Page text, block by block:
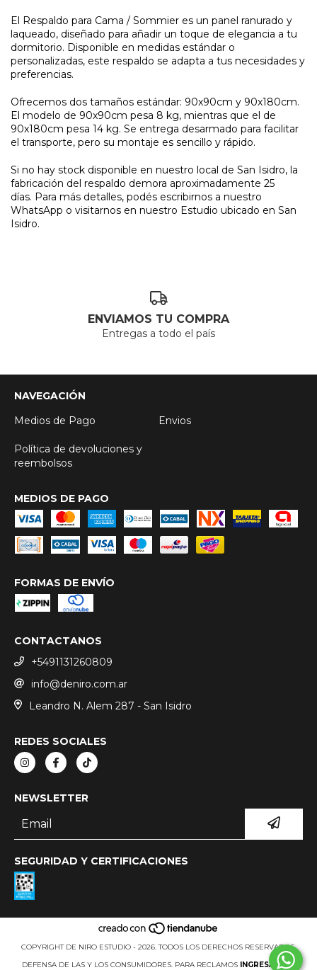
El Respaldo para Cama / Sommier es un panel ranurado y
laqueado, diseñado para añadir un toque de elegancia a tu
dormitorio. Disponible en medidas estándar o
personalizadas, este respaldo se adapta a tus necesidades y
preferencias.
Ofrecemos dos tamaños estándar: 90x90cm y 90x180cm.
El modelo de 90x90cm pesa 8 kg, mientras que el de
90x180cm pesa 14 kg. Se entrega desarmado para facilitar
el transporte, pero su montaje es sencillo y rápido.
Si no hay stock disponible en nuestro local de San Isidro, la
fabricación del respaldo demora aproximadamente 25
días. Para más detalles, podés escribirnos a nuestro
WhatsApp o visitarnos en nuestro Estudio ubicado en San
Isidro.
ENVIAMOS TU COMPRA
Entregas a todo el país
NAVEGACIÓN
Medios de Pago
Envios
Política de devoluciones y
reembolsos
MEDIOS DE PAGO
FORMAS DE ENVÍO
CONTACTANOS
+5491131260809
info@deniro.com.ar
Leandro N. Alem 287 - San Isidro
REDES SOCIALES
NEWSLETTER
SEGURIDAD Y CERTIFICACIONES
COPYRIGHT DE NIRO ESTUDIO - 2026. TODOS LOS DERECHOS RESERVADOS.
DEFENSA DE LAS Y LOS CONSUMIDORES. PARA RECLAMOS INGRESÁ ACÁ.